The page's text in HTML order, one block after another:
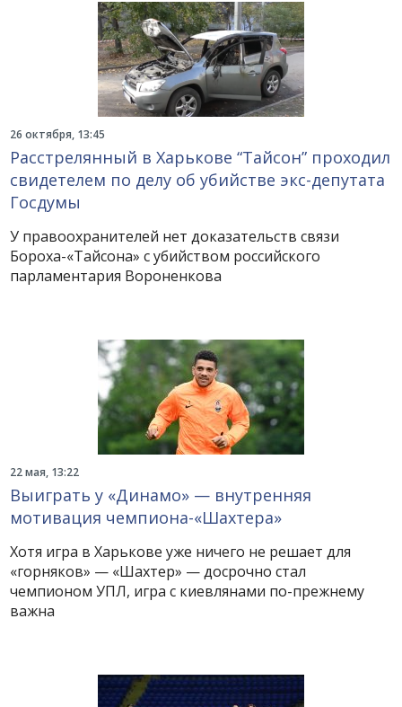
26 октября, 13:45
Расстрелянный в Харькове “Тайсон” проходил
свидетелем по делу об убийстве экс-депутата
Госдумы
У правоохранителей нет доказательств связи
Бороха-«Тайсона» с убийством российского
парламентария Вороненкова
22 мая, 13:22
Выиграть у «Динамо» — внутренняя
мотивация чемпиона-«Шахтера»
Хотя игра в Харькове уже ничего не решает для
«горняков» — «Шахтер» — досрочно стал
чемпионом УПЛ, игра с киевлянами по-прежнему
важна